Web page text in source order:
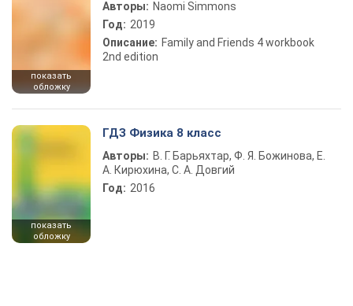
показать
обложку
Авторы: Naomi Simmons
Год: 2019
Описание: Family and Friends 4 workbook
2nd edition
показать
обложку
ГДЗ Физика 8 класс
Авторы: В. Г. Барьяхтар, Ф. Я. Божинова, Е.
А. Кирюхина, С. А. Довгий
Год: 2016